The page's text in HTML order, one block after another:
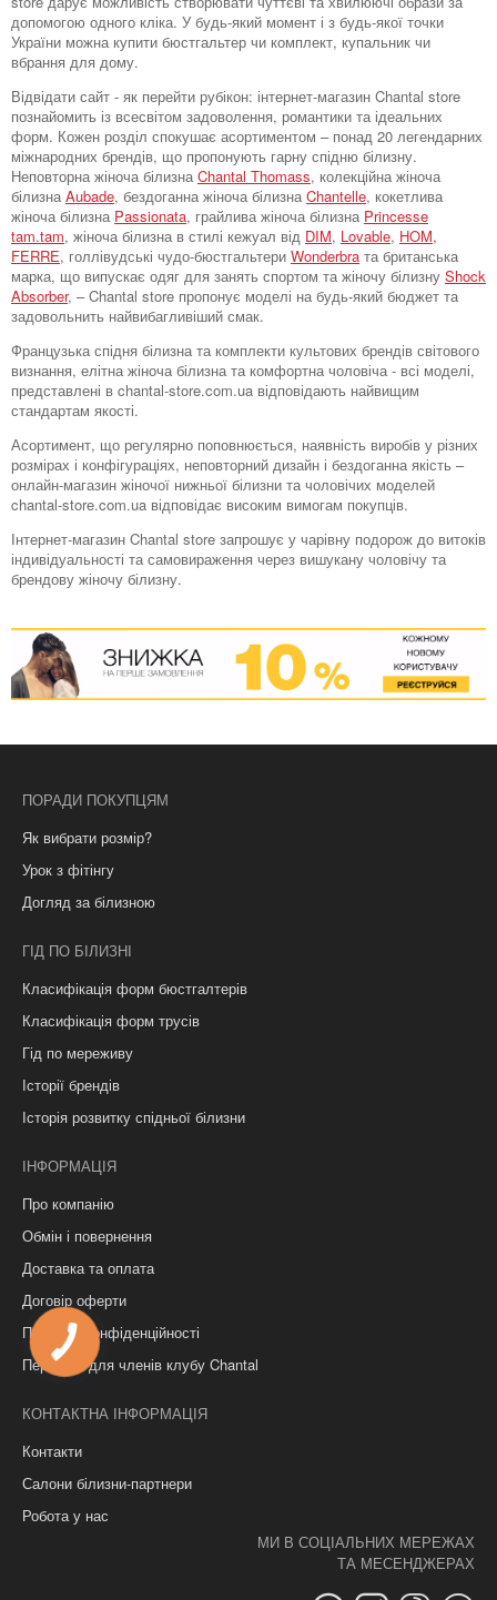
допомогою одного кліка. У будь-який момент і з будь-якої точки
України можна купити бюстгальтер чи комплект, купальник чи
вбрання для дому.
Відвідати сайт - як перейти рубікон: інтернет-магазин Chantal store
познайомить із всесвітом задоволення, романтики та ідеальних
форм. Кожен розділ спокушає асортиментом – понад 20 легендарних
міжнародних брендів, що пропонують гарну спідню білизну.
Неповторна жіноча білизна Chantal Thomass, колекційна жіноча
білизна Aubade, бездоганна жіноча білизна Chantelle, кокетлива
жіноча білизна Passionata, грайлива жіноча білизна Princesse
tam.tam, жіноча білизна в стилі кежуал від DIM, Lovable, HOM,
FERRE, голлівудські чудо-бюстгальтери Wonderbra та британська
марка, що випускає одяг для занять спортом та жіночу білизну Shock
Absorber, – Chantal store пропонує моделі на будь-який бюджет та
задовольнить найвибагливіший смак.
Французька спідня білизна та комплекти культових брендів світового
визнання, елітна жіноча білизна та комфортна чоловіча - всі моделі,
представлені в chantal-store.com.ua відповідають найвищим
стандартам якості.
Асортимент, що регулярно поповнюється, наявність виробів у різних
розмірах і конфігураціях, неповторний дизайн і бездоганна якість –
онлайн-магазин жіночої нижньої білизни та чоловічих моделей
chantal-store.com.ua відповідає високим вимогам покупців.
Інтернет-магазин Chantal store запрошує у чарівну подорож до витоків
індивідуальності та самовираження через вишукану чоловічу та
брендову жіночу білизну.
ПОРАДИ ПОКУПЦЯМ
Як вибрати розмір?
Урок з фітінгу
Догляд за білизною
ГІД ПО БІЛИЗНІ
Класифікація форм бюстгалтерів
Класифікація форм трусів
Гід по мереживу
Історії брендів
Історія розвитку спідньої білизни
ІНФОРМАЦІЯ
Про компанію
Обмін і повернення
Доставка та оплата
Договір оферти
Політика конфіденційності
Переваги для членів клубу Chantal
КОНТАКТНА ІНФОРМАЦІЯ
Контакти
Салони білизни-партнери
Робота у нас
МИ В СОЦІАЛЬНИХ МЕРЕЖАХ
ТА МЕСЕНДЖЕРАХ
КНОПКА
ЗВ'ЯЗКУ